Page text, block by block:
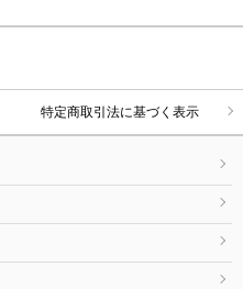
特定商取引法に基づく表示